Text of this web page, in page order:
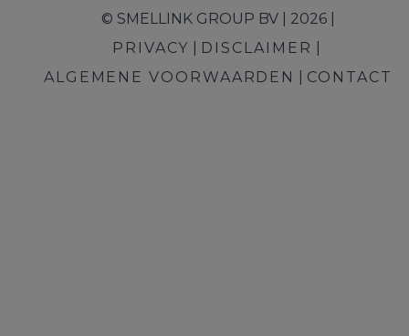
© SMELLINK GROUP BV | 2026 |
PRIVACY
DISCLAIMER
ALGEMENE VOORWAARDEN
CONTACT